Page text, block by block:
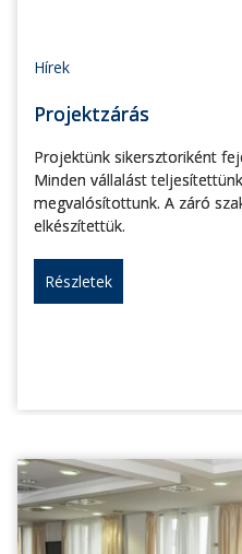
Hírek
Projektzárás
Projektünk sikersztoriként
Minden vállalást
megvalósítottunk. A záró
elkészítettük.
Részletek